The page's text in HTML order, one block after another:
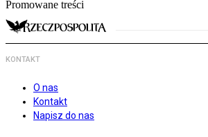
Promowane treści
KONTAKT
O nas
Kontakt
Napisz do nas